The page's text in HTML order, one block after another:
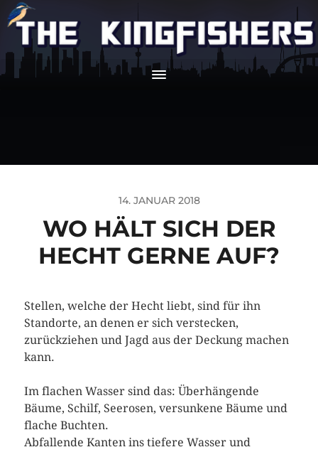
14. JANUAR 2018
WO HÄLT SICH DER
HECHT GERNE AUF?
Stellen, welche der Hecht liebt, sind für ihn
Standorte, an denen er sich verstecken,
zurückziehen und Jagd aus der Deckung machen
kann.
Im flachen Wasser sind das: Überhängende
Bäume, Schilf, Seerosen, versunkene Bäume und
flache Buchten.
Abfallende Kanten ins tiefere Wasser und